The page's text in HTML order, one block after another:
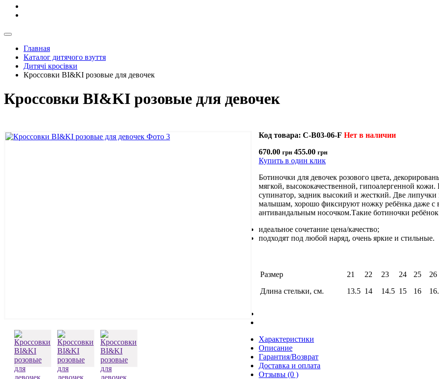
Главная
Каталог дитячого взуття
Дитячі кросівки
Кроссовки BI&KI розовые для девочек
Кроссовки BI&KI розовые для девочек
Код товара: C-B03-06-F Нет в наличии
670.00 грн 455.00 грн
Купить в один клик
Ботиночки для девочек розового цвета,
мягкой, высококачественной, гипоалергенной
супинатор, задник высокий и жесткий. Две
малышам, хорошо фиксируют ножку ребёнка даже с
антивандальным носочком.Такие ботиночки
идеальное сочетание цена/качество;
подходят под любой наряд, очень яркие и стильные.
Размер 21 22 23 24 25
26
Длина стельки, см.
13.5 14 14.5 15 16
Характеристики
Описание
Гарантия/Возврат
Доставка и оплата
Отзывы (0 )